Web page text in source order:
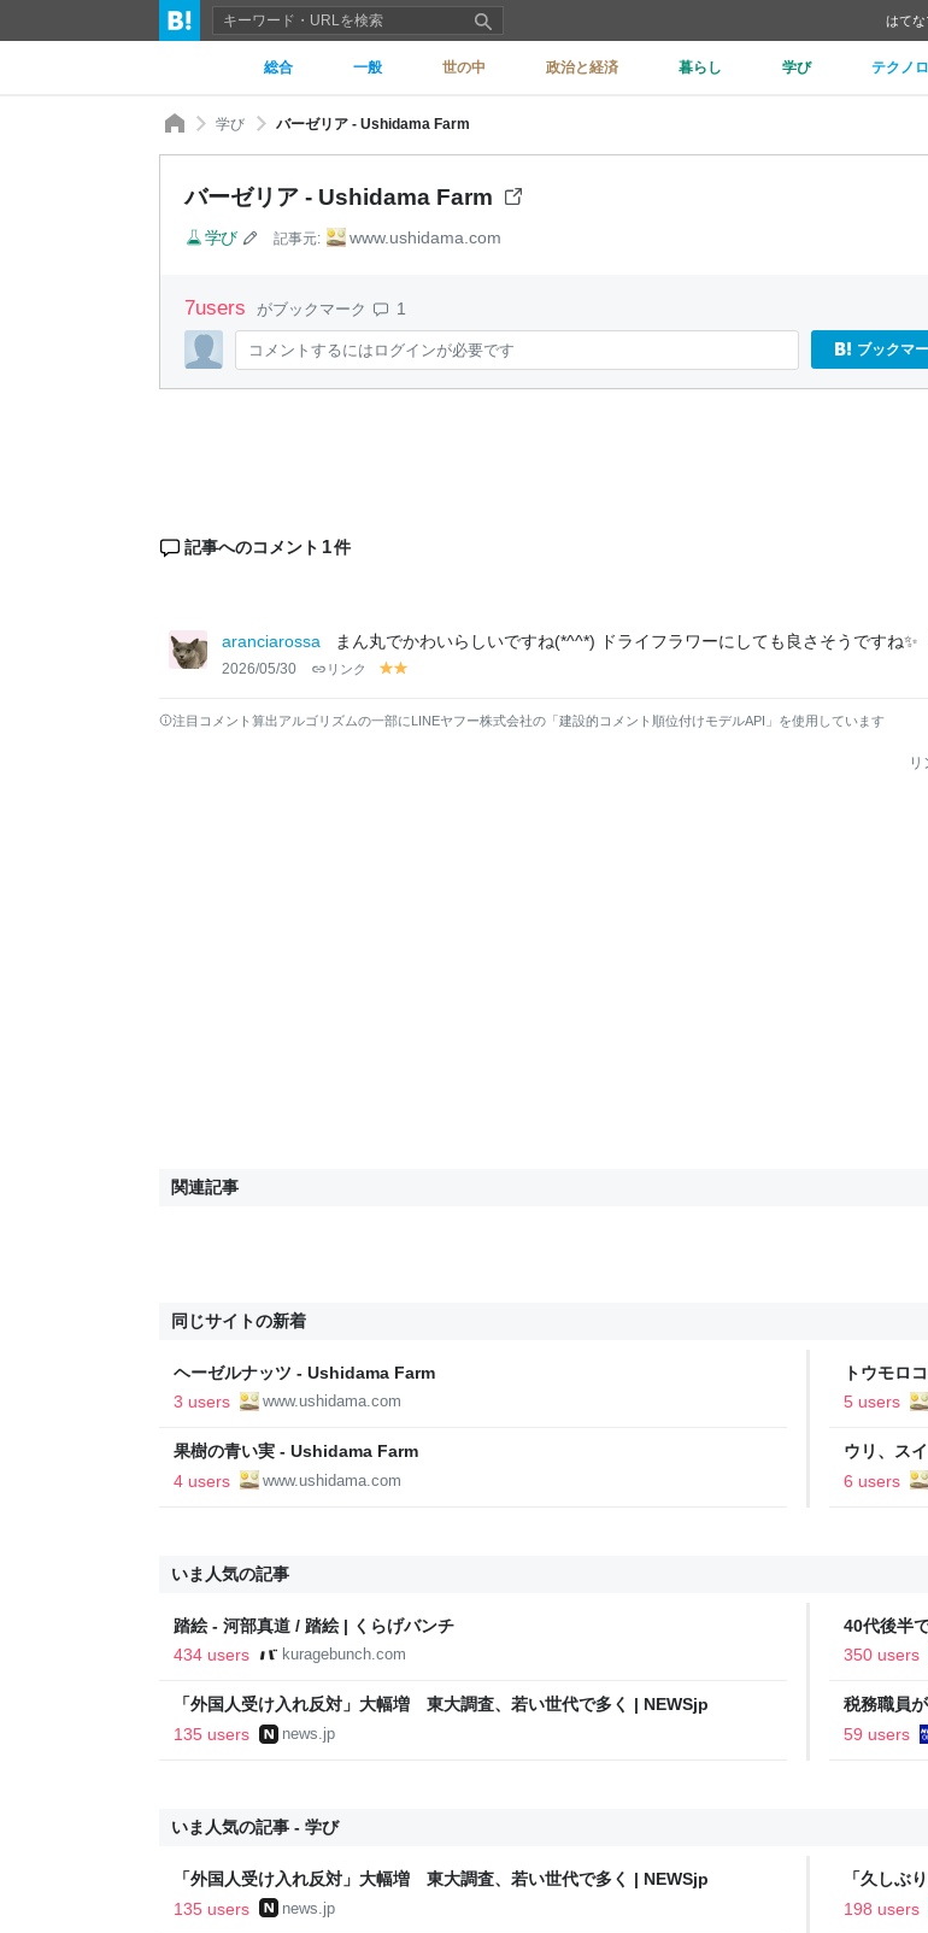
はてな
総合 一般 世の中 政治と経済 暮らし 学び テクノ
学び バーゼリア - Ushidama Farm
バーゼリア - Ushidama Farm
学び 記事元: www.ushidama.com
7users がブックマーク 1
コメントするにはログインが必要です ブックマ
記事へのコメント 1件
aranciarossa まん丸でかわいらしいですね(*^^*) ドライフラワーにしても良さそうですね✨
2026/05/30 リンク
y
lolo
注目コメント算出アルゴリズムの一部にLINEヤフー株式会社の「建設的コメント順位付けモデルAPI」を使用しています
関連記事
同じサイトの新着
ヘーゼルナッツ - Ushidama Farm
3 users
www.ushidama.com
トウモロ
5 users
果樹の青い実 - Ushidama Farm
4 users
www.ushidama.com
ウリ、ス
6 users
いま人気の記事
踏絵 - 河部真道 / 踏絵 | くらげバンチ
434 users
kuragebunch.com
40代後半
い..
350 users
「外国人受け入れ反対」大幅増 東大調査、若い世代で多く | NEWSjp
135 users
news.jp
税務職員
ス
59 users
いま人気の記事 - 学び
「外国人受け入れ反対」大幅増 東大調査、若い世代で多く | NEWSjp
135 users
news.jp
「久しぶ
されて学
198 users